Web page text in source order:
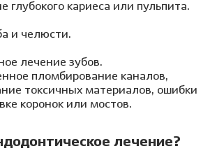
глубокого кариеса или пульпита.
и челюсти.
лечение зубов.
пломбирование каналов,
токсичных материалов, ошибки
коронок или мостов.
лечение?